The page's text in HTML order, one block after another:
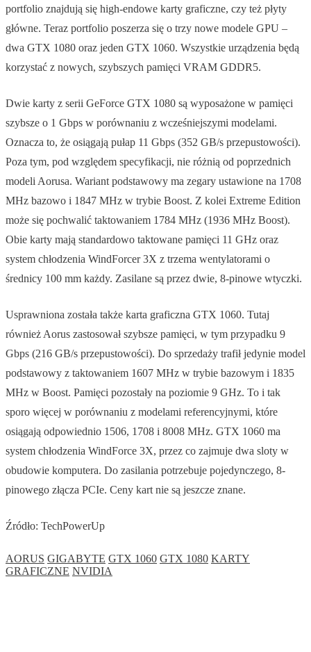
portfolio znajdują się high-endowe karty graficzne, czy też płyty
główne. Teraz portfolio poszerza się o trzy nowe modele GPU –
dwa GTX 1080 oraz jeden GTX 1060. Wszystkie urządzenia będą
korzystać z nowych, szybszych pamięci VRAM GDDR5.
Dwie karty z serii GeForce GTX 1080 są wyposażone w pamięci
szybsze o 1 Gbps w porównaniu z wcześniejszymi modelami.
Oznacza to, że osiągają pułap 11 Gbps (352 GB/s przepustowości).
Poza tym, pod względem specyfikacji, nie różnią od poprzednich
modeli Aorusa. Wariant podstawowy ma zegary ustawione na 1708
MHz bazowo i 1847 MHz w trybie Boost. Z kolei Extreme Edition
może się pochwalić taktowaniem 1784 MHz (1936 MHz Boost).
Obie karty mają standardowo taktowane pamięci 11 GHz oraz
system chłodzenia WindForcer 3X z trzema wentylatorami o
średnicy 100 mm każdy. Zasilane są przez dwie, 8-pinowe wtyczki.
Usprawniona została także karta graficzna GTX 1060. Tutaj
również Aorus zastosował szybsze pamięci, w tym przypadku 9
Gbps (216 GB/s przepustowości). Do sprzedaży trafił jedynie model
podstawowy z taktowaniem 1607 MHz w trybie bazowym i 1835
MHz w Boost. Pamięci pozostały na poziomie 9 GHz. To i tak
sporo więcej w porównaniu z modelami referencyjnymi, które
osiągają odpowiednio 1506, 1708 i 8008 MHz. GTX 1060 ma
system chłodzenia WindForce 3X, przez co zajmuje dwa sloty w
obudowie komputera. Do zasilania potrzebuje pojedynczego, 8-
pinowego złącza PCIe. Ceny kart nie są jeszcze znane.
Źródło: TechPowerUp
AORUS GIGABYTE GTX 1060 GTX 1080 KARTY
GRAFICZNE NVIDIA